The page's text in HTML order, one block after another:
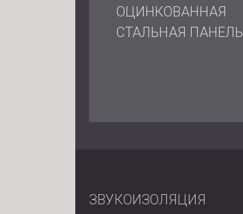
ОЦИНКОВАННАЯ
СТАЛЬНАЯ ПАНЕЛЬ
ЗВУКОИЗОЛЯЦИЯ